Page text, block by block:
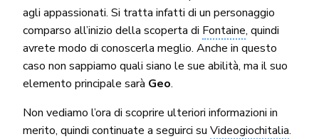
agli appassionati. Si tratta infatti di un personaggio
comparso all’inizio della scoperta di Fontaine, quindi
avrete modo di conoscerla meglio. Anche in questo
caso non sappiamo quali siano le sue abilità, ma il suo
elemento principale sarà Geo.
Non vediamo l’ora di scoprire ulteriori informazioni in
merito, quindi continuate a seguirci suVideogiochitalia.